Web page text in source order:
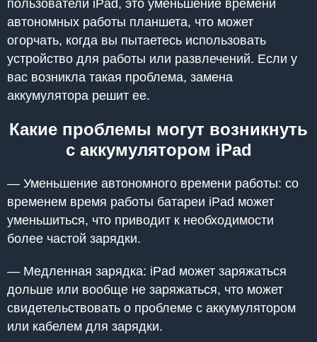
пользователи iPad, это уменьшение времени
автономных работы планшета, что может
огорчать, когда вы пытаетесь использовать
устройство для работы или развлечений. Если у
вас возникла такая проблема, замена
аккумулятора решит ее.
Какие проблемы могут возникнуть
с аккумулятором iPad
— Уменьшение автономного времени работы: со
временем время работы батареи iPad может
уменьшиться, что приводит к необходимости
более частой зарядки.
— Медленная зарядка: iPad может заряжаться
дольше или вообще не заряжаться, что может
свидетельствовать о проблеме с аккумулятором
или кабелем для зарядки.